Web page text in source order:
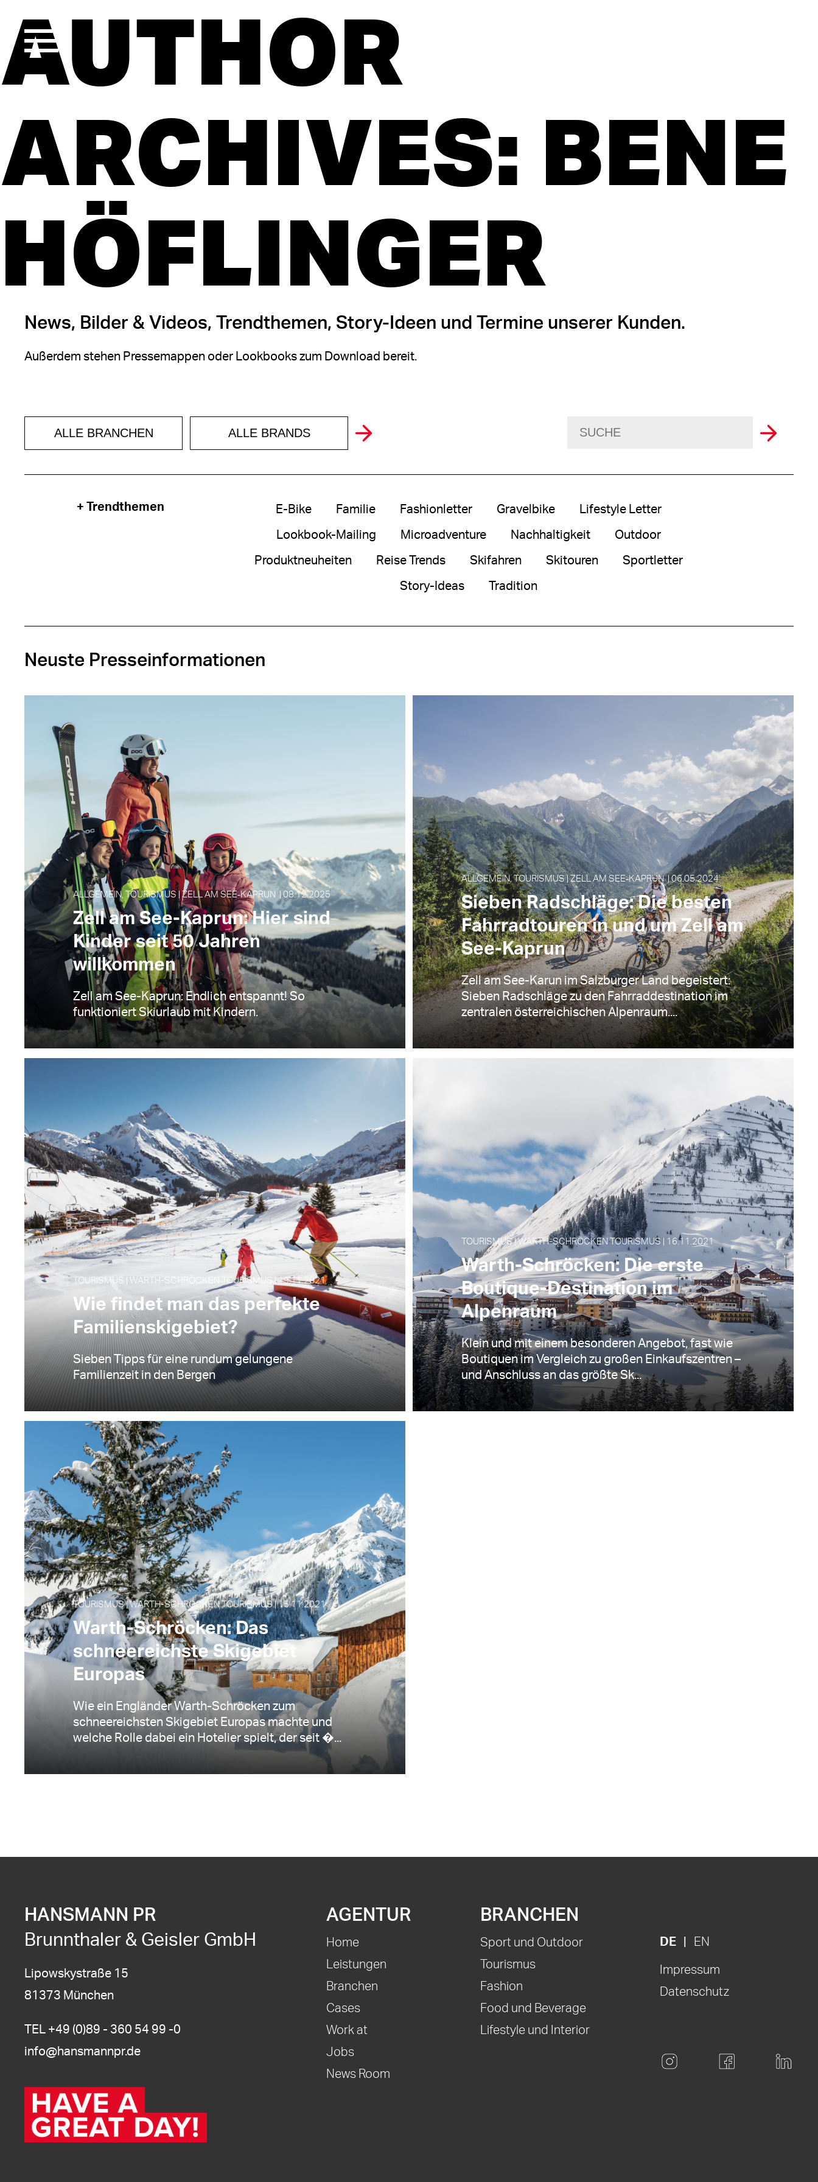
AUTHOR
ARCHIVES: BENE
HÖFLINGER
News, Bilder & Videos, Trendthemen, Story-Ideen und Termine unserer Kunden.
Außerdem stehen Pressemappen oder Lookbooks zum Download bereit.
ALLE BRANCHEN ALLE BRANDS
+ Trendthemen E-Bike Familie Fashionletter Gravelbike Lifestyle Letter
Lookbook-Mailing Microadventure Nachhaltigkeit Outdoor
Produktneuheiten Reise Trends Skifahren Skitouren Sportletter
Story-Ideas Tradition
Neuste Presseinformationen
ALLGEMEIN, TOURISMUS | ZELL AM SEE‑KAPRUN | 08.12.2025
Zell am See-Kaprun: Hier sind
Kinder seit 50 Jahren
willkommen
Zell am See-Kaprun: Endlich entspannt! So
funktioniert Skiurlaub mit Kindern.
ALLGEMEIN, TOURISMUS | ZELL AM SEE‑KAPRUN | 06.05.2024
Sieben Radschläge: Die besten
Fahrradtouren in und um Zell am
See-Kaprun
Zell am See-Karun im Salzburger Land begeistert:
Sieben Radschläge zu den Fahrraddestination im
zentralen österreichischen Alpenraum....
TOURISMUS | WARTH-SCHRÖCKEN TOURISMUS | 19.11.2021
Wie findet man das perfekte
Familienskigebiet?
Sieben Tipps für eine rundum gelungene
Familienzeit in den Bergen
TOURISMUS | WARTH-SCHRÖCKEN TOURISMUS | 16.11.2021
Warth-Schröcken: Die erste
Boutique-Destination im
Alpenraum
Klein und mit einem besonderen Angebot, fast wie
Boutiquen im Vergleich zu großen Einkaufszentren –
und Anschluss an das größte Sk...
TOURISMUS | WARTH-SCHRÖCKEN TOURISMUS | 15.11.2021
Warth-Schröcken: Das
schneereichste Skigebiet
Europas
Wie ein Engländer Warth-Schröcken zum
schneereichsten Skigebiet Europas machte und
welche Rolle dabei ein Hotelier spielt, der seit �...
HANSMANN PR
Brunnthaler & Geisler GmbH
Lipowskystraße 15
81373 München
TEL +49 (0)89 - 360 54 99 -0
info@hansmannpr.de
AGENTUR
Home
Leistungen
Branchen
Cases
Work at
Jobs
News Room
BRANCHEN
Sport und Outdoor
Tourismus
Fashion
Food und Beverage
Lifestyle und Interior
DE EN
Impressum
Datenschutz